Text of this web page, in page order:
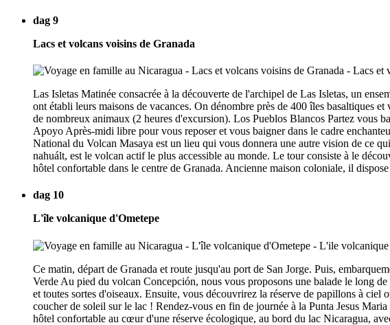
dag 9
Lacs et volcans voisins de Granada
Las Isletas Matinée consacrée à la découverte de l'archipel de Las Isletas, un
ont établi leurs maisons de vacances. On dénombre près de 400 îles basaltiques
de nombreux animaux (2 heures d'excursion). Los Pueblos Blancos Partez vous
Apoyo Après-midi libre pour vous reposer et vous baigner dans le cadre
National du Volcan Masaya est un lieu qui vous donnera une autre vision de ce
nahuált, est le volcan actif le plus accessible au monde. Le tour consiste à le
hôtel confortable dans le centre de Granada. Ancienne maison coloniale, il
dag 10
L'île volcanique d'Ometepe
Ce matin, départ de Granada et route jusqu'au port de San Jorge. Puis,
Verde Au pied du volcan Concepción, nous vous proposons une balade le long
et toutes sortes d'oiseaux. Ensuite, vous découvrirez la réserve de papillons à
coucher de soleil sur le lac ! Rendez-vous en fin de journée à la Punta Jesus
hôtel confortable au cœur d'une réserve écologique, au bord du lac Nicaragua,